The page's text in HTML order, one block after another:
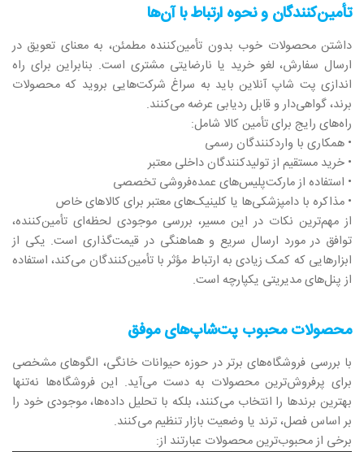
تأمین‌کنندگان و نحوه ارتباط با آن‌ها
داشتن محصولات خوب بدون تأمین‌کننده مطمئن، به معنای تعویق در
ارسال سفارش، لغو خرید یا نارضایتی مشتری است. بنابراین برای راه‌
اندازی پت شاپ آنلاین باید به سراغ شرکت‌هایی بروید که محصولات
برند، گواهی‌دار و قابل ردیابی عرضه می‌کنند.
راه‌های رایج برای تأمین کالا شامل:
• همکاری با واردکنندگان رسمی
• خرید مستقیم از تولیدکنندگان داخلی معتبر
• استفاده از مارکت‌پلیس‌های عمده‌فروشی تخصصی
• مذاکره با دامپزشکی‌ها یا کلینیک‌های معتبر برای کالاهای خاص
از مهم‌ترین نکات در این مسیر، بررسی موجودی لحظه‌ای تأمین‌کننده،
توافق در مورد ارسال سریع و هماهنگی در قیمت‌گذاری است. یکی از
ابزارهایی که کمک زیادی به ارتباط مؤثر با تأمین‌کنندگان می‌کند، استفاده
از پنل‌های مدیریتی یکپارچه است.
محصولات محبوب پت‌شاپ‌های موفق
با بررسی فروشگاه‌های برتر در حوزه حیوانات خانگی، الگوهای مشخصی
برای پرفروش‌ترین محصولات به دست می‌آید. این فروشگاه‌ها نه‌تنها
بهترین برندها را انتخاب می‌کنند، بلکه با تحلیل داده‌ها، موجودی خود را
بر اساس فصل، ترند یا وضعیت بازار تنظیم می‌کنند.
برخی از محبوب‌ترین محصولات عبارتند از: